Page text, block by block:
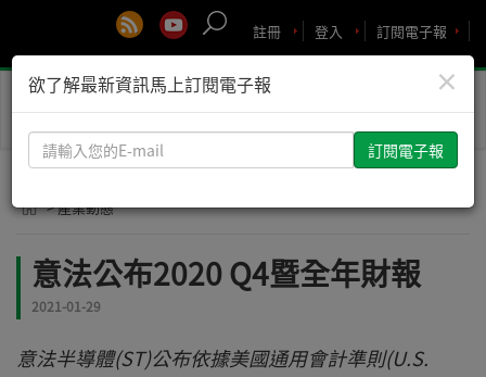
訂閱電子報
登入
註冊
Toggle
> 產業動態
意法公布2020 Q4暨全年財報
2021-01-29
意法半導體(ST)公布依據美國通用會計準則(U.S.
×
欲了解最新資訊馬上訂閱電子報
請
輸
您
E-
mail